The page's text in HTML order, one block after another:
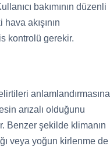
bakımının düzenli
akışının
kontrolü gerekir.
anlamlandırmasına
arızalı olduğunu
Benzer şekilde klimanın
veya yoğun kirlenme de